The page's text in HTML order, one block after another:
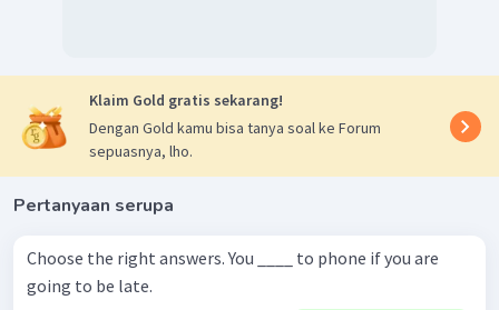
Klaim Gold gratis sekarang!
Dengan Gold kamu bisa tanya soal ke Forum
sepuasnya, lho.
Pertanyaan serupa
Choose the right answers. You ____ to phone if you are
going to be late.